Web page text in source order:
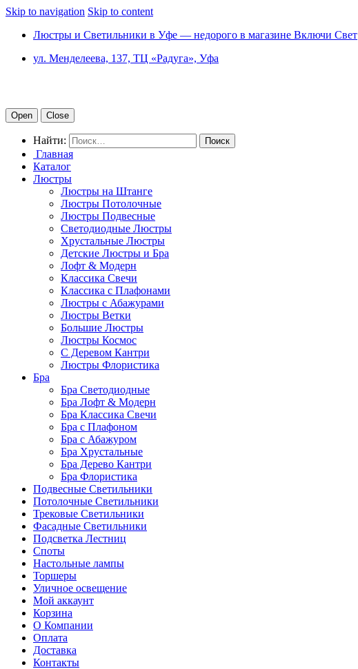
Skip to navigation Skip to content
Люстры и Светильники в Уфе — недорого в магазине Включи Свет
ул. Менделеева, 137, ТЦ «Радуга», Уфа
Open Close
Найти:
Главная
Каталог
Люстры
Люстры на Штанге
Люстры Потолочные
Люстры Подвесные
Светодиодные Люстры
Хрустальные Люстры
Детские Люстры и Бра
Лофт & Модерн
Классика Свечи
Классика с Плафонами
Люстры с Абажурами
Люстры Ветки
Большие Люстры
Люстры Космос
С Деревом Кантри
Люстры Флористика
Бра
Бра Светодиодные
Бра Лофт & Модерн
Бра Классика Свечи
Бра с Плафоном
Бра с Абажуром
Бра Хрустальные
Бра Дерево Кантри
Бра Флористика
Подвесные Светильники
Потолочные Светильники
Трековые Светильники
Фасадные Светильники
Подсветка Лестниц
Споты
Настольные лампы
Торшеры
Уличное освещение
Мой аккаунт
Корзина
О Компании
Оплата
Доставка
Контакты